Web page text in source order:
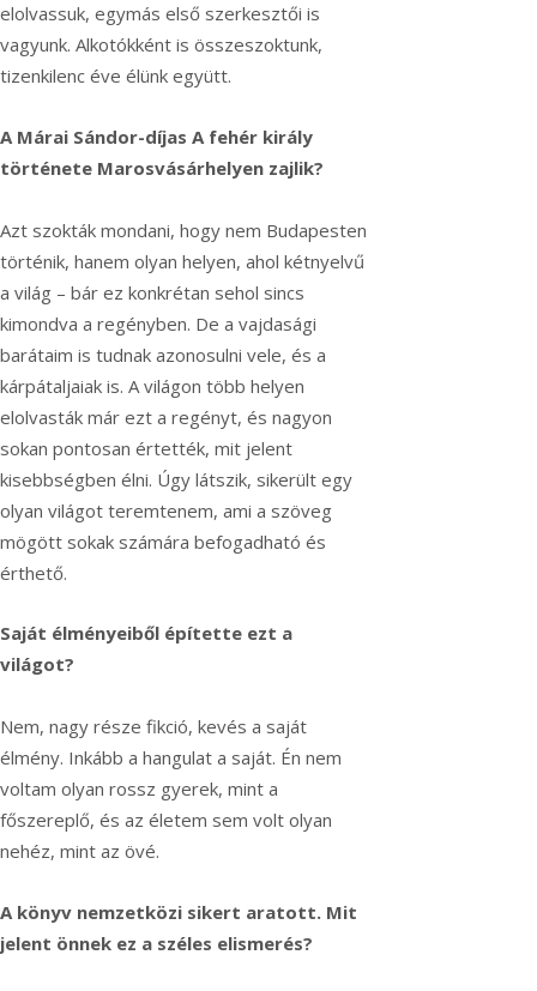
elolvassuk, egymás első szerkesztői is
vagyunk. Alkotókként is összeszoktunk,
tizenkilenc éve élünk együtt.
A Márai Sándor-díjas A fehér király
története Marosvásárhelyen zajlik?
Azt szokták mondani, hogy nem Budapesten
történik, hanem olyan helyen, ahol kétnyelvű
a világ – bár ez konkrétan sehol sincs
kimondva a regényben. De a vajdasági
barátaim is tudnak azonosulni vele, és a
kárpátaljaiak is. A világon több helyen
elolvasták már ezt a regényt, és nagyon
sokan pontosan értették, mit jelent
kisebbségben élni. Úgy látszik, sikerült egy
olyan világot teremtenem, ami a szöveg
mögött sokak számára befogadható és
érthető.
Saját élményeiből építette ezt a
világot?
Nem, nagy része fikció, kevés a saját
élmény. Inkább a hangulat a saját. Én nem
voltam olyan rossz gyerek, mint a
főszereplő, és az életem sem volt olyan
nehéz, mint az övé.
A könyv nemzetközi sikert aratott. Mit
jelent önnek ez a széles elismerés?